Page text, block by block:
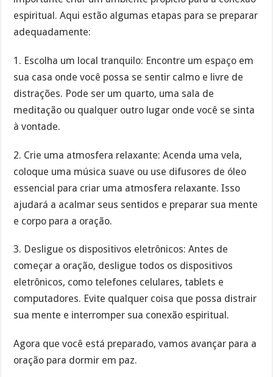
espiritual. Aqui estão algumas etapas para se preparar
adequadamente:
1. Escolha um local tranquilo: Encontre um espaço em
sua casa onde você possa se sentir calmo e livre de
distrações. Pode ser um quarto, uma sala de
meditação ou qualquer outro lugar onde você se sinta
à vontade.
2. Crie uma atmosfera relaxante: Acenda uma vela,
coloque uma música suave ou use difusores de óleo
essencial para criar uma atmosfera relaxante. Isso
ajudará a acalmar seus sentidos e preparar sua mente
e corpo para a oração.
3. Desligue os dispositivos eletrônicos: Antes de
começar a oração, desligue todos os dispositivos
eletrônicos, como telefones celulares, tablets e
computadores. Evite qualquer coisa que possa distrair
sua mente e interromper sua conexão espiritual.
Agora que você está preparado, vamos avançar para a
oração para dormir em paz.